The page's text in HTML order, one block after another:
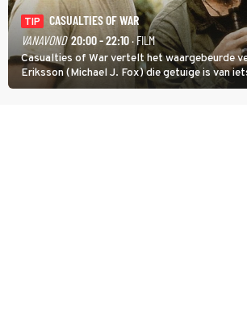
TIP
CASUALTIES OF WAR
VANAVOND 20:00 - 22:10· FILM
Casualties of War vertelt het waargebeurde
Eriksson (Michael J. Fox) die getuige is van
tijdens de Vietnamoorlog. Hij besluit uit de